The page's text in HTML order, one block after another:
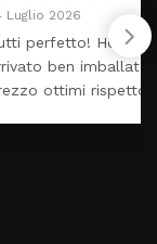
lettino che é
giorni.